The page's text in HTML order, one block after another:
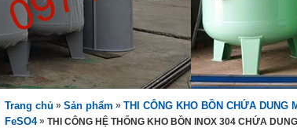
Trang chủ » Sản phẩm » THI CÔNG KHO BỒN CHỨA DUNG
FeSO4 » THI CÔNG HỆ THỐNG KHO BỒN INOX 304 CHỨA